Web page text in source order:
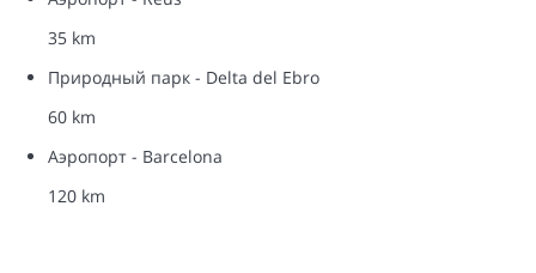
35 km
Природный парк - Delta del Ebro
60 km
Аэропорт - Barcelona
120 km